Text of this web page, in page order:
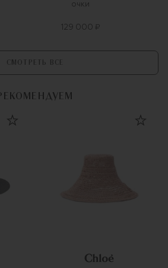
очки
129 000 ₽
СМОТРЕТЬ ВСЕ
РЕКОМЕНДУЕМ